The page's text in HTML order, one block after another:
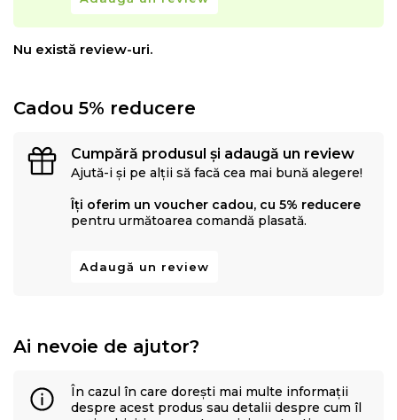
Nu există review-uri.
Cadou 5% reducere
Cumpără produsul și adaugă un review
Ajută-i și pe alții să facă cea mai bună alegere!
Îți oferim un voucher cadou, cu 5% reducere
pentru următoarea comandă plasată.
Adaugă un review
Ai nevoie de ajutor?
În cazul în care dorești mai multe informații
despre acest produs sau detalii despre cum îl